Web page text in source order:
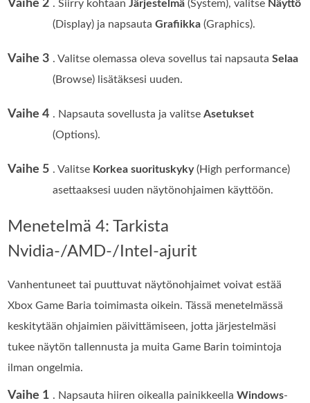
Vaihe 2 . Siirry kohtaanJärjestelmä (System), valitse Näyttö
(Display) ja napsautaGrafiikka (Graphics).
Vaihe 3 . Valitse olemassa oleva sovellus tai napsautaSelaa
(Browse) lisätäksesi uuden.
Vaihe 4 . Napsauta sovellusta ja valitseAsetukset
(Options).
Vaihe 5 . Valitse Korkea suorituskyky(High performance)
asettaaksesi uuden näytönohjaimen käyttöön.
Menetelmä 4: Tarkista
Nvidia-/AMD-/Intel-ajurit
Vanhentuneet tai puuttuvat näytönohjaimet voivat estää
Xbox Game Baria toimimasta oikein. Tässä menetelmässä
keskitytään ohjaimien päivittämiseen, jotta järjestelmäsi
tukee näytön tallennusta ja muita Game Barin toimintoja
ilman ongelmia.
Vaihe 1 . Napsauta hiiren oikealla painikkeellaWindows-